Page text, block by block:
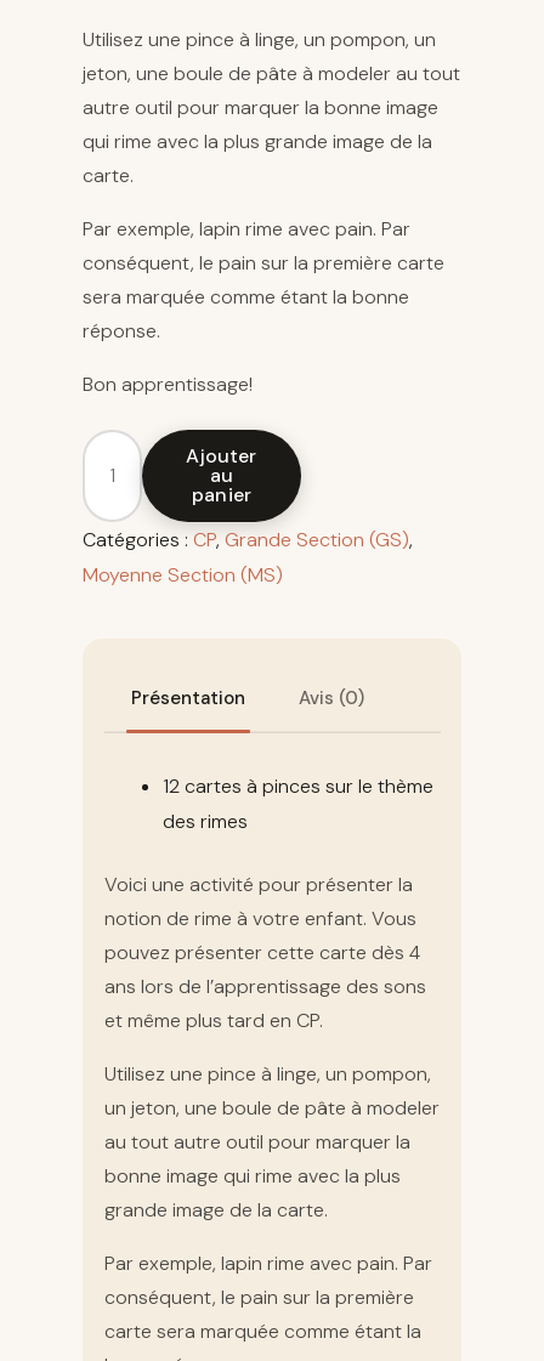
Utilisez une pince à linge, un pompon, un
jeton, une boule de pâte à modeler au tout
autre outil pour marquer la bonne image
qui rime avec la plus grande image de la
carte.
Par exemple, lapin rime avec pain. Par
conséquent, le pain sur la première carte
sera marquée comme étant la bonne
réponse.
Bon apprentissage!
Ajouter
au
panier
Catégories : CP, Grande Section (GS),
Moyenne Section (MS)
Présentation Avis (0)
12 cartes à pinces sur le thème
des rimes
Voici une activité pour présenter la
notion de rime à votre enfant. Vous
pouvez présenter cette carte dès 4
ans lors de l’apprentissage des sons
et même plus tard en CP.
Utilisez une pince à linge, un pompon,
un jeton, une boule de pâte à modeler
au tout autre outil pour marquer la
bonne image qui rime avec la plus
grande image de la carte.
Par exemple, lapin rime avec pain. Par
conséquent, le pain sur la première
carte sera marquée comme étant la